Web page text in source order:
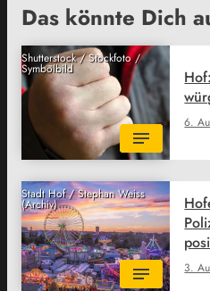
Das könnte Dich
Shutterstock / Stockfoto /
Symbolbild
6.
Stadt Hof / Stephan Weiss
(Archiv)
3.